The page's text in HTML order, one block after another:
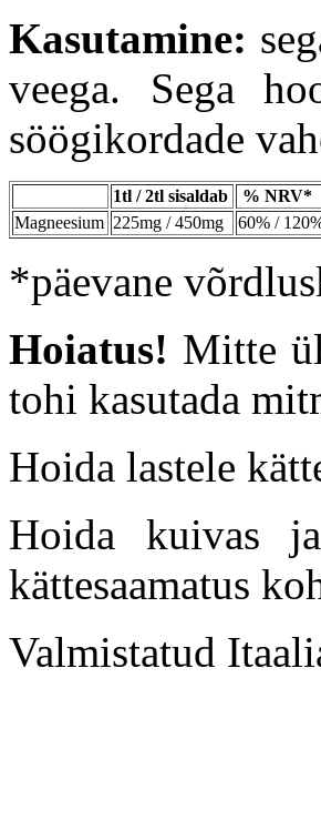
Kasutamine:
veega. Sega
söögikordade
1tl / 2tl sisaldab
% NRV*
Magneesium 225mg / 450mg 60% /
*päevane
Hoiatus! Mitte
tohi kasutada
Hoida lastele
Hoida kuivas
kättesaamatus
Valmistatud